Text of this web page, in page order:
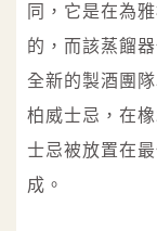
同，它是在為
的，而該蒸餾
全新的製酒團
柏威士忌，在
士忌被放置在
成。